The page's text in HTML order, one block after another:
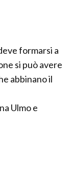
formarsi a
si può avere
abbinano il
Ulmo e